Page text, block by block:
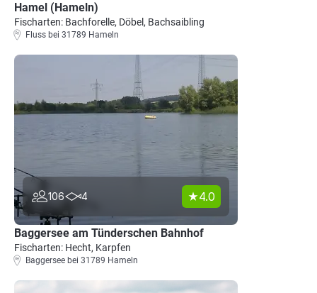
Hamel (Hameln)
Fischarten: Bachforelle, Döbel, Bachsaibling
Fluss bei 31789 Hameln
106 4 4.0
Baggersee am Tünderschen Bahnhof
Fischarten: Hecht, Karpfen
Baggersee bei 31789 Hameln